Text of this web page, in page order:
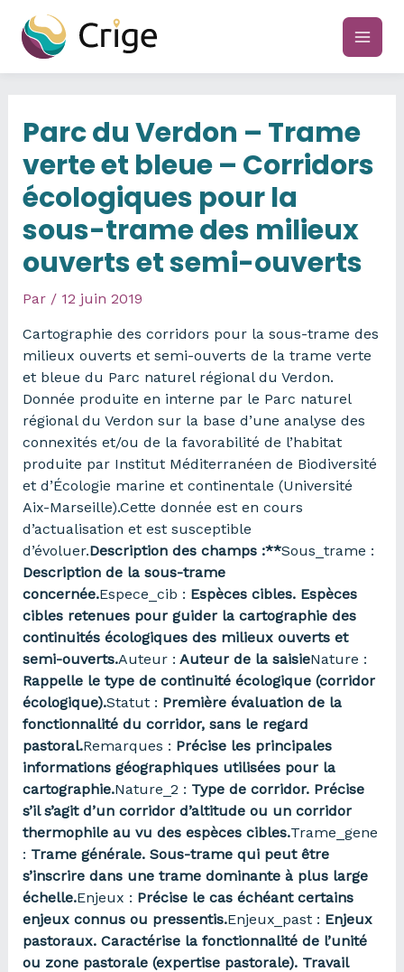
contenu
main
Parc du Verdon – Trame
verte et bleue – Corridors
écologiques pour la
sous-trame des milieux
ouverts et semi-ouverts
Par / 12 juin 2019
Cartographie des corridors pour la sous-trame des
milieux ouverts et semi-ouverts de la trame verte
et bleue du Parc naturel régional du Verdon.
Donnée produite en interne par le Parc naturel
régional du Verdon sur la base d’une analyse des
connexités et/ou de la favorabilité de l’habitat
produite par Institut Méditerranéen de Biodiversité
et d’Écologie marine et continentale (Université
Aix-Marseille).Cette donnée est en cours
d’actualisation et est susceptible
d’évoluer.Description des champs :**Sous_trame :
Description de la sous-trame
concernée.Espece_cib : Espèces cibles. Espèces
cibles retenues pour guider la cartographie des
continuités écologiques des milieux ouverts et
semi-ouverts.Auteur : Auteur de la saisieNature :
Rappelle le type de continuité écologique (corridor
écologique).Statut : Première évaluation de la
fonctionnalité du corridor, sans le regard
pastoral.Remarques : Précise les principales
informations géographiques utilisées pour la
cartographie.Nature_2 : Type de corridor. Précise
s’il s’agit d’un corridor d’altitude ou un corridor
thermophile au vu des espèces cibles.Trame_gene
: Trame générale. Sous-trame qui peut être
s’inscrire dans une trame dominante à plus large
échelle.Enjeux : Précise le cas échéant certains
enjeux connus ou pressentis.Enjeux_past : Enjeux
pastoraux. Caractérise la fonctionnalité de l’unité
ou zone pastorale (expertise pastorale). Travail